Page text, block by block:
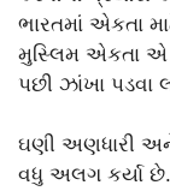
ભારતમાં એકતા
મુસ્લિમ એકતા એ
પછી ઝાંખા પડવા
ઘણી અણધારી
વધુ અલગ કર્યા